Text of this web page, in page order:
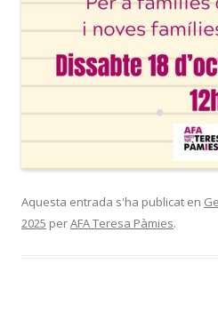
Aquesta entrada s'ha publicat en
2025 perAFA Teresa Pàmies.